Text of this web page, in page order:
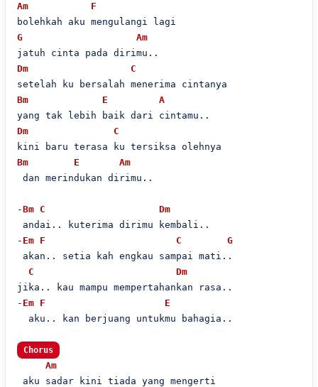
Am
F
G
Am
Dm
C
Bm
E
A
Dm
C
Bm
E
Am
dan merindukan dirimu..
-Bm C
Dm
andai.. kuterima dirimu kembali..
- Em F C
G
akan.. setia kah engkau sampai mati..
C
Dm
jika.. kau mampu mempertahankan rasa..
- Em F
E
  aku.. kan berjuang untukmu bahagia..
Chorus
Am
aku sadar kini tiada yang mengerti